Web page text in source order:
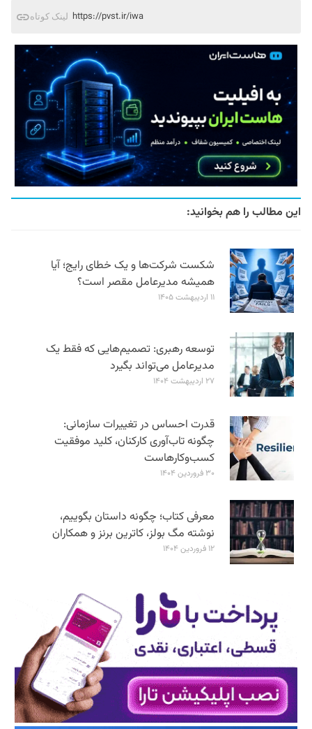
لینک کوتاه https://pvst.ir/iwa
این مطالب را هم بخوانید:
شکست شرکت‌ها و یک خطای رایج؛ آیا
همیشه مدیرعامل مقصر است؟
۱۱ اردیبهشت ۱۴۰۵
توسعه رهبری: تصمیم‌هایی که فقط یک
مدیرعامل می‌تواند بگیرد
۲۷ اردیبهشت ۱۴۰۴
قدرت احساس در تغییرات سازمانی:
چگونه تاب‌آوری کارکنان، کلید موفقیت
کسب‌وکارهاست
۳۰ فروردین ۱۴۰۴
معرفی کتاب؛ چگونه داستان بگوییم،
نوشته مگ بولز، کاترین برنز و همکاران
۱۲ فروردین ۱۴۰۴